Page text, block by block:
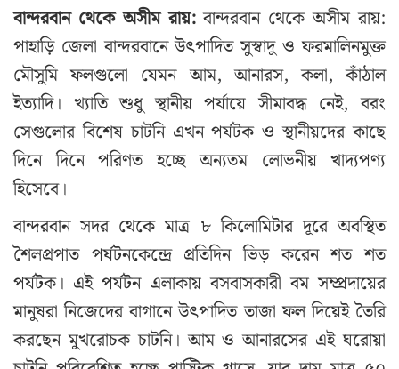
বান্দরবান থেকে অসীম রায়:বান্দরবান থেকে অসীম রায়:
পাহাড়ি জেলা বান্দরবানে উৎপাদিত সুস্বাদু ও ফরমালিনমুক্ত
মৌসুমি ফলগুলো যেমন আম, আনারস, কলা, কাঁঠাল
ইত্যাদি। খ্যাতি শুধু স্থানীয় পর্যায়ে সীমাবদ্ধ নেই, বরং
সেগুলোর বিশেষ চাটনি এখন পর্যটক ও স্থানীয়দের কাছে
দিনে দিনে পরিণত হচ্ছে অন্যতম লোভনীয় খাদ্যপণ্য
হিসেবে।
বান্দরবান সদর থেকে মাত্র ৮ কিলোমিটার দূরে অবস্থিত
শৈলপ্রপাত পর্যটনকেন্দ্রে প্রতিদিন ভিড় করেন শত শত
পর্যটক। এই পর্যটন এলাকায় বসবাসকারী বম সম্প্রদায়ের
মানুষরা নিজেদের বাগানে উৎপাদিত তাজা ফল দিয়েই তৈরি
করছেন মুখরোচক চাটনি। আম ও আনারসের এই ঘরোয়া